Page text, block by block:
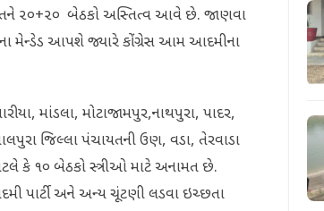
૨૦+૨૦ બેઠકો અસ્તિત્વ આવે છે. જાણવા
મેન્ડેડ આપશે જ્યારે કોંગ્રેસ આમ આદમીના
માંડલા, મોટાજામપુર,નાથપુરા, પાદર,
જિલ્લા પંચાયતની ઉણ, વડા, તેરવાડા
કે ૧૦ બેઠકો સ્ત્રીઓ માટે અનામત છે.
પાર્ટી અને અન્ય ચૂંટણી લડવા ઇચ્છતા